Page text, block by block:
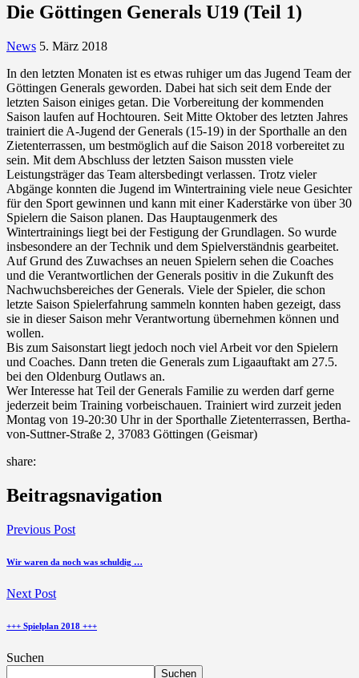
Die Göttingen Generals U19 (Teil 1)
News 5. März 2018
In den letzten Monaten ist es etwas ruhiger um das Jugend Team der
Göttingen Generals geworden. Dabei hat sich seit dem Ende der
letzten Saison einiges getan. Die Vorbereitung der kommenden
Saison laufen auf Hochtouren. Seit Mitte Oktober des letzten Jahres
trainiert die A-Jugend der Generals (15-19) in der Sporthalle an den
Zietenterrassen, um bestmöglich auf die Saison 2018 vorbereitet zu
sein. Mit dem Abschluss der letzten Saison mussten viele
Leistungsträger das Team altersbedingt verlassen. Trotz vieler
Abgänge konnten die Jugend im Wintertraining viele neue Gesichter
für den Sport gewinnen und kann mit einer Kaderstärke von über 30
Spielern die Saison planen. Das Hauptaugenmerk des
Wintertrainings liegt bei der Festigung der Grundlagen. So wurde
insbesondere an der Technik und dem Spielverständnis gearbeitet.
Auf Grund des Zuwachses an neuen Spielern sehen die Coaches
und die Verantwortlichen der Generals positiv in die Zukunft des
Nachwuchsbereiches der Generals. Viele der Spieler, die schon
letzte Saison Spielerfahrung sammeln konnten haben gezeigt, dass
sie in dieser Saison mehr Verantwortung übernehmen können und
wollen.
Bis zum Saisonstart liegt jedoch noch viel Arbeit vor den Spielern
und Coaches. Dann treten die Generals zum Ligaauftakt am 27.5.
bei den Oldenburg Outlaws an.
Wer Interesse hat Teil der Generals Familie zu werden darf gerne
jederzeit beim Training vorbeischauen. Trainiert wird zurzeit jeden
Montag von 19-20:30 Uhr in der Sporthalle Zietenterrassen, Bertha-
von-Suttner-Straße 2, 37083 Göttingen (Geismar)
share:
Beitragsnavigation
Previous Post
Wir waren da noch was schuldig …
Next Post
+++ Spielplan 2018 +++
Suchen
Suchen